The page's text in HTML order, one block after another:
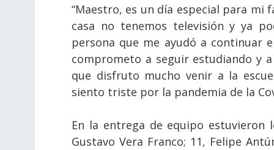
“Maestro, es un día especial para mi
casa no tenemos televisión y ya
persona que me ayudó a continuar
comprometo a seguir estudiando y
que disfruto mucho venir a la
siento triste por la pandemia de la
En la entrega de equipo estuvieron
Gustavo Vera Franco; 11, Felipe